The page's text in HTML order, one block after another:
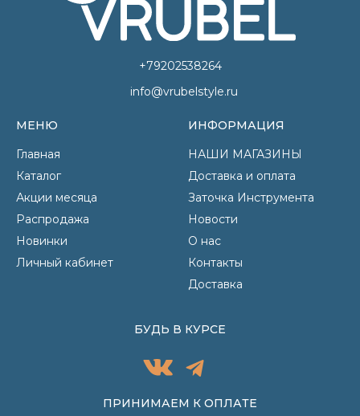
+79202538264
info@vrubelstyle.ru
МЕНЮ
Главная
Каталог
Акции месяца
Распродажа
Новинки
Личный кабинет
ИНФОРМАЦИЯ
НАШИ МАГАЗИНЫ
Доставка и оплата
Заточка Инструмента
Новости
О нас
Контакты
Доставка
ПРИНИМАЕМ К ОПЛАТЕ
БУДЬ В КУРСЕ